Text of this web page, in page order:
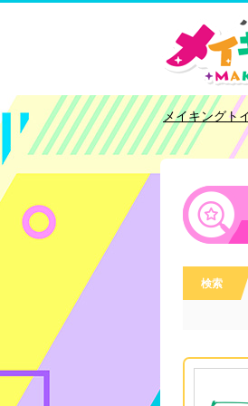
メイキングト
検索